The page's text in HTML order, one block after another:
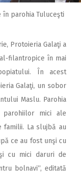
parohia Tuluceşti
Protoieria Galaţi a
filantropice în mai
În acest
Galaţi, un sobor
Maslu. Parohia
mici ale
familii. La slujbă au
ce au fost unşi cu
cu mici daruri de
bolnavi“, editată